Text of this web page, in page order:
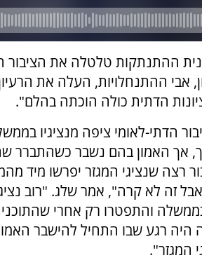
ההתנתקות טלטלה את הציבור
אבי ההתנחלויות, העלה את
הדתית כולה הוכתה בהלם".
הדתי-לאומי ציפה מנציגיו
אך האמון בהם נשבר כשהתברר
רצה שנציגי המגזר יפרשו מיד
זה לא קרה", אמר שלג. "רוב
והתפטרו רק אחרי
היה רגע שבו התחיל להישבר
המגזר".